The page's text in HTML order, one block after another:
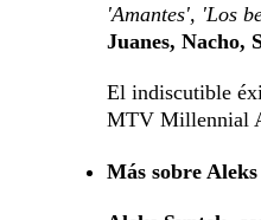
'Amantes', 'Los
Juanes, Nacho,
El indiscutible
MTV Millennial
Más sobre